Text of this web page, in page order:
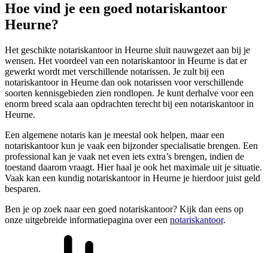
Hoe vind je een goed notariskantoor
Heurne?
Het geschikte notariskantoor in Heurne sluit nauwgezet aan bij je
wensen. Het voordeel van een notariskantoor in Heurne is dat er
gewerkt wordt met verschillende notarissen. Je zult bij een
notariskantoor in Heurne dan ook notarissen voor verschillende
soorten kennisgebieden zien rondlopen. Je kunt derhalve voor een
enorm breed scala aan opdrachten terecht bij een notariskantoor in
Heurne.
Een algemene notaris kan je meestal ook helpen, maar een
notariskantoor kun je vaak een bijzonder specialisatie brengen. Een
professional kan je vaak net even iets extra’s brengen, indien de
toestand daarom vraagt. Hier haal je ook het maximale uit je situatie.
Vaak kan een kundig notariskantoor in Heurne je hierdoor juist geld
besparen.
Ben je op zoek naar een goed notariskantoor? Kijk dan eens op
onze uitgebreide informatiepagina over een notariskantoor.